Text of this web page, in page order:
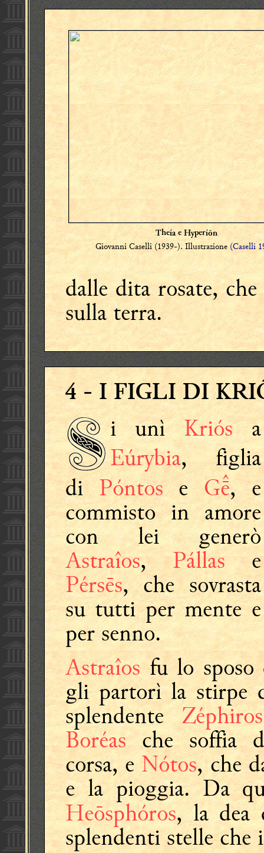
Theía e Hyperíōn
Giovanni Caselli (1939-). Illustrazione (Caselli
dalle dita rosate,
sulla terra.
4- I FIGLI DI
i unìKriósa
Eúrybia,figlia
diPóntose G, e
commisto in amore
con lei generò
Astraîos,Pállase
Pérsēs, che sovrasta
su tutti per mente e
per senno.
Astraîosfu lo
gli partorì la stirpe
splendenteZéphiros
Boréasche soffia
corsa, e Nótos, che
e la pioggia. Da
Heōsphóros, la
splendenti stelle